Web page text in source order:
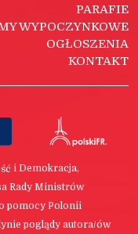
PARAFIE
WYPOCZYNKOWE
OGŁOSZENIA
KONTAKT
i Demokracja,
Rady Ministrów
pomocy Polonii
poglądy autora/ów